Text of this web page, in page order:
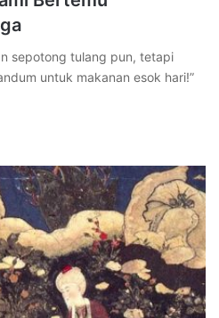
sepotong tulang pun, tetapi
untuk makanan esok hari!”